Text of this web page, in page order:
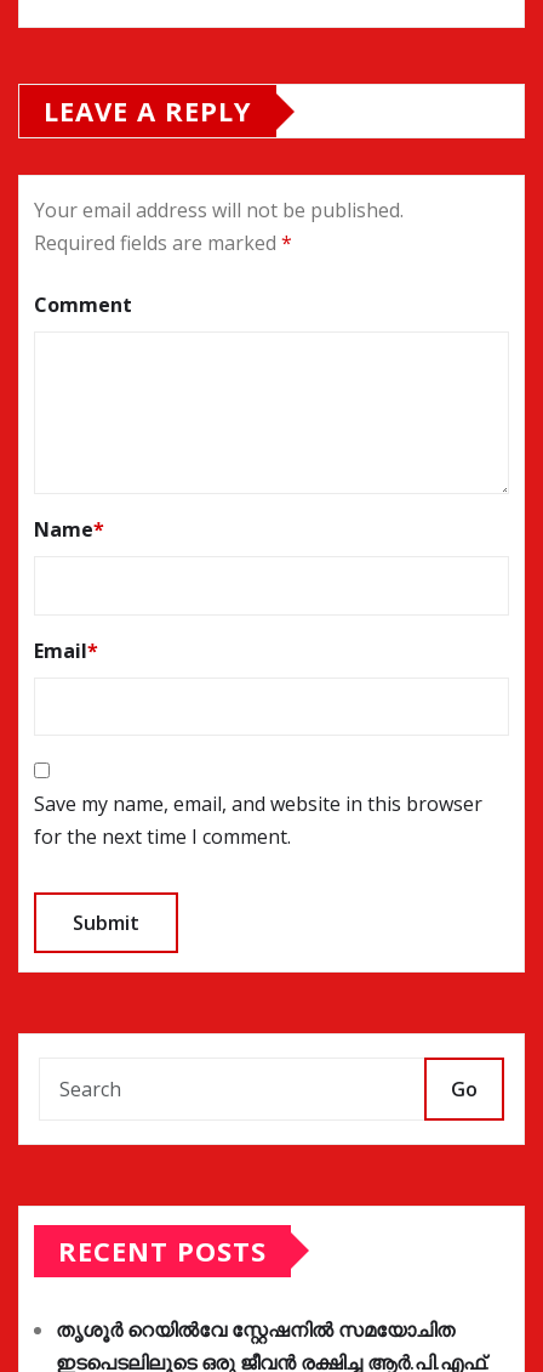
LEAVE A REPLY
Your email address will not be published.
Required fields are marked *
Comment
Name*
Email*
Save my name, email, and website in this browser
for the next time I comment.
Go
RECENT POSTS
തൃശൂർ റെയിൽവേ സ്റ്റേഷനിൽ സമയോചിത
ഇടപെടലിലൂടെ ഒരു ജീവൻ രക്ഷിച്ച ആർ.പി.എഫ്.